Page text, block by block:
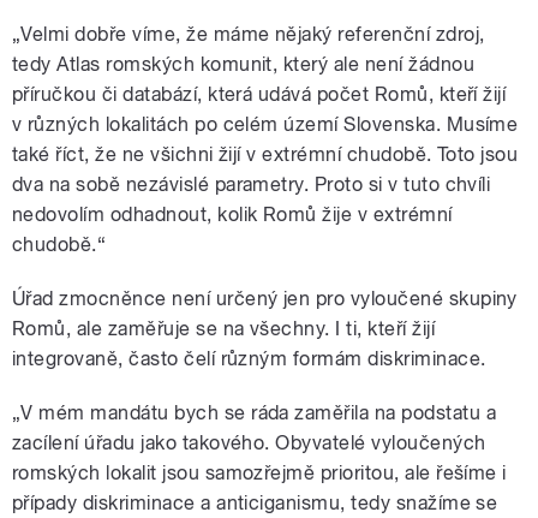
„Velmi dobře víme, že máme nějaký referenční zdroj,
tedy Atlas romských komunit, který ale není žádnou
příručkou či databází, která udává počet Romů, kteří žijí
v různých lokalitách po celém území Slovenska. Musíme
také říct, že ne všichni žijí v extrémní chudobě. Toto jsou
dva na sobě nezávislé parametry. Proto si v tuto chvíli
nedovolím odhadnout, kolik Romů žije v extrémní
chudobě.“
Úřad zmocněnce není určený jen pro vyloučené skupiny
Romů, ale zaměřuje se na všechny. I ti, kteří žijí
integrovaně, často čelí různým formám diskriminace.
„V mém mandátu bych se ráda zaměřila na podstatu a
zacílení úřadu jako takového. Obyvatelé vyloučených
romských lokalit jsou samozřejmě prioritou, ale řešíme i
případy diskriminace a anticiganismu, tedy snažíme se